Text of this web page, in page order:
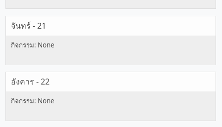
จันทร์ - 21
อังคาร - 22